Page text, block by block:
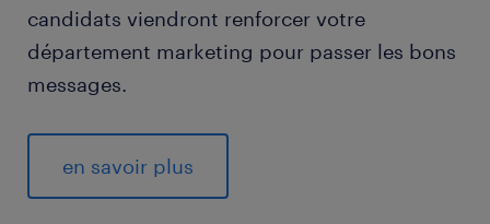
candidats viendront renforcer votre
département marketing pour passer les bons
messages.
en savoir plus